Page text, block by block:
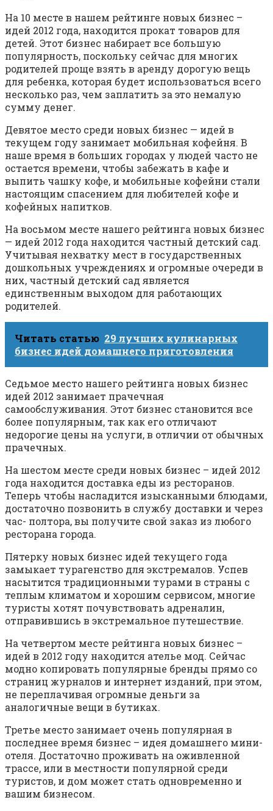
На 10 месте в нашем рейтинге новых бизнес –
идей 2012 года, находится прокат товаров для
детей. Этот бизнес набирает все большую
популярность, поскольку сейчас для многих
родителей проще взять в аренду дорогую вещь
для ребенка, которая будет использоваться всего
несколько раз, чем заплатить за это немалую
сумму денег.
Девятое место среди новых бизнес — идей в
текущем году занимает мобильная кофейня. В
наше время в больших городах у людей часто не
остается времени, чтобы забежать в кафе и
выпить чашку кофе, и мобильные кофейни стали
настоящим спасением для любителей кофе и
кофейных напитков.
На восьмом месте нашего рейтинга новых бизнес
— идей 2012 года находится частный детский сад.
Учитывая нехватку мест в государственных
дошкольных учреждениях и огромные очереди в
них, частный детский сад является
единственным выходом для работающих
родителей.
Читать статью 29 лучших кулинарных
бизнес идей домашнего приготовления
Седьмое место нашего рейтинга новых бизнес
идей 2012 занимает прачечная
самообслуживания. Этот бизнес становится все
более популярным, так как его отличают
недорогие цены на услуги, в отличии от обычных
прачечных.
На шестом месте среди новых бизнес – идей 2012
года находится доставка еды из ресторанов.
Теперь чтобы насладится изысканными блюдами,
достаточно позвонить в службу доставки и через
час- полтора, вы получите свой заказ из любого
ресторана города.
Пятерку новых бизнес идей текущего года
замыкает турагенство для экстремалов. Успев
насытится традиционными турами в страны с
теплым климатом и хорошим сервисом, многие
туристы хотят почувствовать адреналин,
отправившись в экстремальное путешествие.
На четвертом месте рейтинга новых бизнес –
идей в 2012 году находится ателье мод. Сейчас
модно копировать популярные бренды прямо со
страниц журналов и интернет изданий, при этом,
не переплачивая огромные деньги за
аналогичные вещи в бутиках.
Третье место занимает очень популярная в
последнее время бизнес – идея домашнего мини-
отеля. Достаточно проживать на оживленной
трассе, или в местности популярной среди
туристов, и дом может стать одновременно и
вашим бизнесом.